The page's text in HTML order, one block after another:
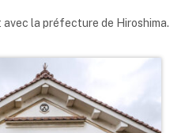
la préfecture de Hiroshima.